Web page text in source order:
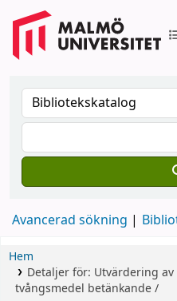
Avancerad sökning
Hem
Detaljer för: Utvärdering
tvångsmedel betänkande /